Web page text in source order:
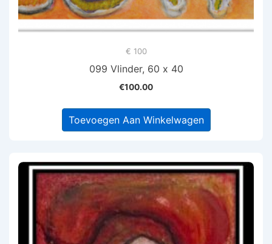
€ 100
099 Vlinder, 60 x 40
€100.00
Toevoegen Aan Winkelwagen